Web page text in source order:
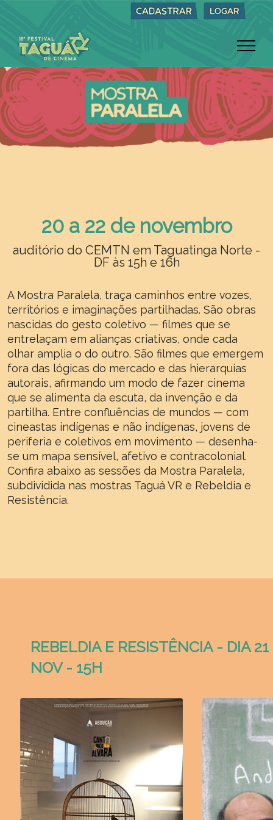
20 a 22 de novembro
auditório do CEMTN em Taguatinga Norte -
DF às 15h e 16h
A Mostra Paralela, traça caminhos entre vozes,
territórios e imaginações partilhadas. São obras
nascidas do gesto coletivo — filmes que se
entrelaçam em alianças criativas, onde cada
olhar amplia o do outro. São filmes que emergem
fora das lógicas do mercado e das hierarquias
autorais, afirmando um modo de fazer cinema
que se alimenta da escuta, da invenção e da
partilha. Entre confluências de mundos — com
cineastas indígenas e não indígenas, jovens de
periferia e coletivos em movimento — desenha-
se um mapa sensível, afetivo e contracolonial.
Confira abaixo as sessões da Mostra Paralela,
subdividida nas mostras Taguá VR e Rebeldia e
Resistência.
REBELDIA E RESISTÊNCIA - DIA 21
NOV - 15H